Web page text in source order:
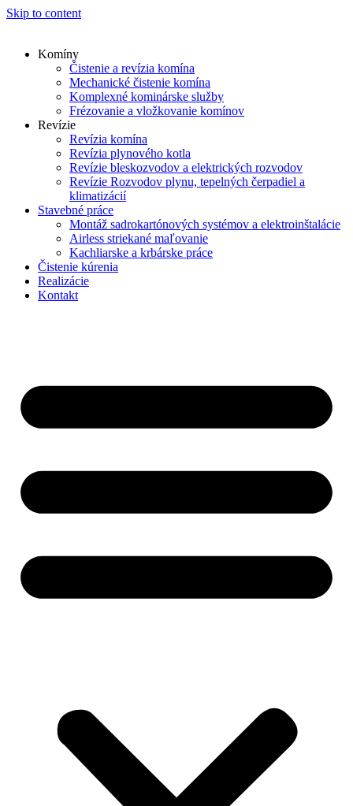
Skip to content
Komíny
Čistenie a revízia komína
Mechanické čistenie komína
Komplexné kominárske služby
Frézovanie a vložkovanie komínov
Revízie
Revízia komína
Revízia plynového kotla
Revízie bleskozvodov a elektrických rozvodov
Revízie Rozvodov plynu, tepelných čerpadiel a
klimatizácií
Stavebné práce
Montáž sadrokartónových systémov a elektroinštalácie
Airless striekané maľovanie
Kachliarske a krbárske práce
Čistenie kúrenia
Realizácie
Kontakt